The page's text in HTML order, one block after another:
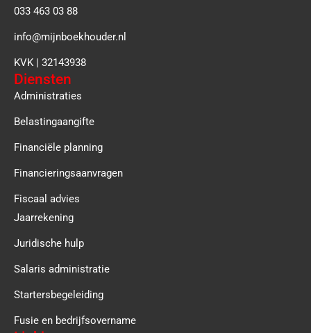
033 463 03 88
info@mijnboekhouder.nl
KVK | 32143938
Diensten
Administraties
Belastingaangifte
Financiële planning
Financieringsaanvragen
Fiscaal advies
Jaarrekening
Juridische hulp
Salaris administratie
Startersbegeleiding
Fusie en bedrijfsovername